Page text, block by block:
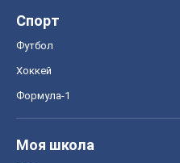
Спорт
Футбол
Хоккей
Формула-1
Моя школа